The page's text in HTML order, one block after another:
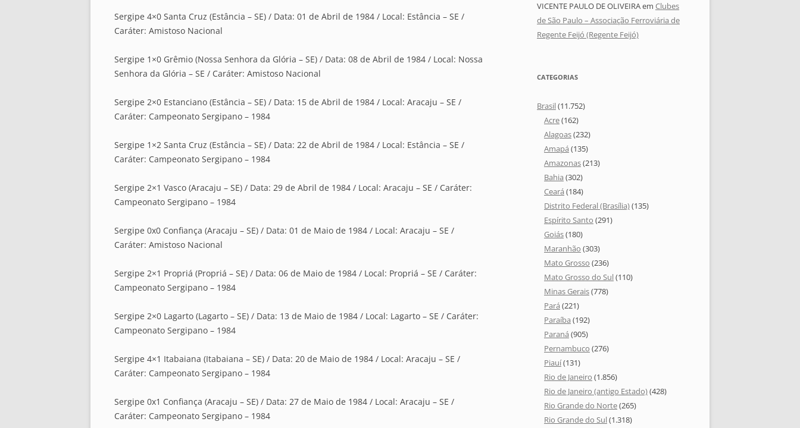
Sergipe 4×0 Santa Cruz (Estância – SE) / Data: 01 de Abril de 1984 / Local: Estância – SE /
Caráter: Amistoso Nacional
Sergipe 1×0 Grêmio (Nossa Senhora da Glória – SE) / Data: 08 de Abril de 1984 / Local: Nossa
Senhora da Glória – SE / Caráter: Amistoso Nacional
Sergipe 2×0 Estanciano (Estância – SE) / Data: 15 de Abril de 1984 / Local: Aracaju – SE /
Caráter: Campeonato Sergipano – 1984
Sergipe 1×2 Santa Cruz (Estância – SE) / Data: 22 de Abril de 1984 / Local: Estância – SE /
Caráter: Campeonato Sergipano – 1984
Sergipe 2×1 Vasco (Aracaju – SE) / Data: 29 de Abril de 1984 / Local: Aracaju – SE / Caráter:
Campeonato Sergipano – 1984
Sergipe 0x0 Confiança (Aracaju – SE) / Data: 01 de Maio de 1984 / Local: Aracaju – SE /
Caráter: Amistoso Nacional
Sergipe 2×1 Propriá (Propriá – SE) / Data: 06 de Maio de 1984 / Local: Propriá – SE / Caráter:
Campeonato Sergipano – 1984
Sergipe 2×0 Lagarto (Lagarto – SE) / Data: 13 de Maio de 1984 / Local: Lagarto – SE / Caráter:
Campeonato Sergipano – 1984
Sergipe 4×1 Itabaiana (Itabaiana – SE) / Data: 20 de Maio de 1984 / Local: Aracaju – SE /
Caráter: Campeonato Sergipano – 1984
Sergipe 0x1 Confiança (Aracaju – SE) / Data: 27 de Maio de 1984 / Local: Aracaju – SE /
Caráter: Campeonato Sergipano – 1984
VICENTE PAULO DE OLIVEIRAem Clubes
de São Paulo – Associação Ferroviária de
Regente Feijó (Regente Feijó)
CATEGORIAS
Brasil(11.752)
Acre(162)
Alagoas(232)
Amapá (135)
Amazonas(213)
Bahia (302)
Ceará (184)
Distrito Federal (Brasília)(135)
Espírito Santo (291)
Goiás(180)
Maranhão (303)
Mato Grosso (236)
Mato Grosso do Sul(110)
Minas Gerais(778)
Pará (221)
Paraíba (192)
Paraná (905)
Pernambuco (276)
Piauí(131)
Rio de Janeiro (1.856)
Rio de Janeiro (antigo Estado)(428)
Rio Grande do Norte(265)
Rio Grande do Sul(1.318)